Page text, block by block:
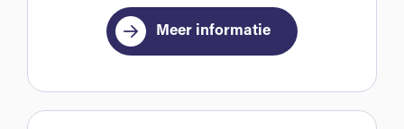
Meer informatie